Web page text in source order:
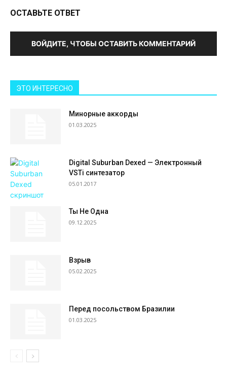
ОСТАВЬТЕ ОТВЕТ
ВОЙДИТЕ, ЧТОБЫ ОСТАВИТЬ КОММЕНТАРИЙ
ЭТО ИНТЕРЕСНО
Минорные аккорды
01.03.2025
Digital Suburban Dexed — Электронный
VSTi синтезатор
05.01.2017
Ты Не Одна
09.12.2025
Взрыв
05.02.2025
Перед посольством Бразилии
01.03.2025